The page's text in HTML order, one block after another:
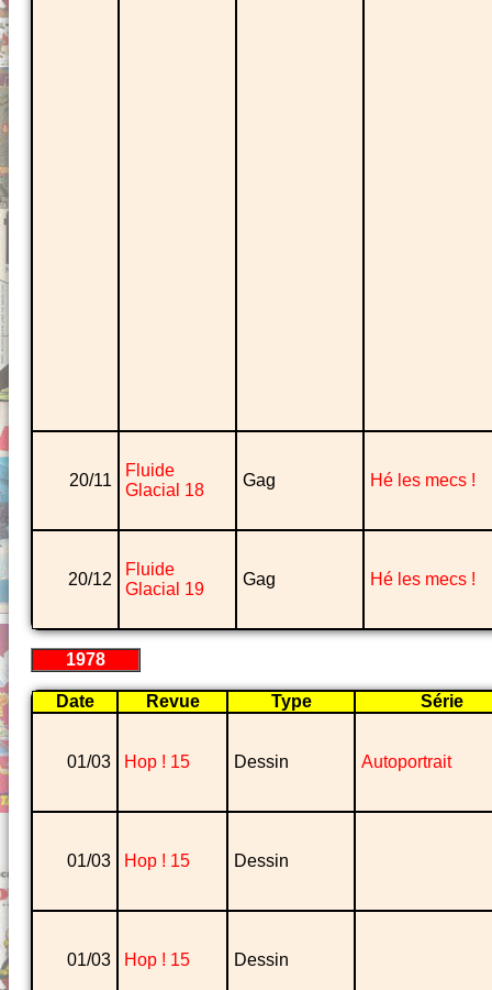
20/11
Fluide
Glacial 18
Gag Hé les mecs !
20/12
Fluide
Glacial 19
Gag Hé les mecs !
1978
Date Revue Type Série
01/03 Hop ! 15 Dessin Autoportrait
01/03 Hop ! 15 Dessin
01/03 Hop ! 15 Dessin